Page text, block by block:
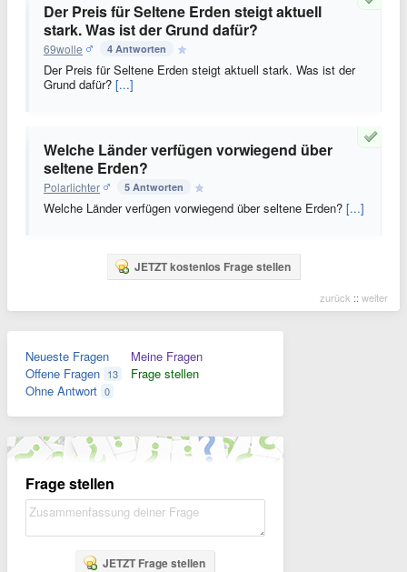
Der Preis für Seltene Erden steigt aktuell
stark. Was ist der Grund dafür?
69wolle 4 Antworten
Der Preis für Seltene Erden steigt aktuell stark. Was ist der
Grund dafür? [...]
Welche Länder verfügen vorwiegend über
seltene Erden?
Polarlichter 5 Antworten
Welche Länder verfügen vorwiegend über seltene Erden? [...]
JETZT kostenlos Frage stellen
zurück :: weiter
Neueste Fragen
Offene Fragen 13
Ohne Antwort 0
Meine Fragen
Frage stellen
Frage stellen
JETZT Frage stellen